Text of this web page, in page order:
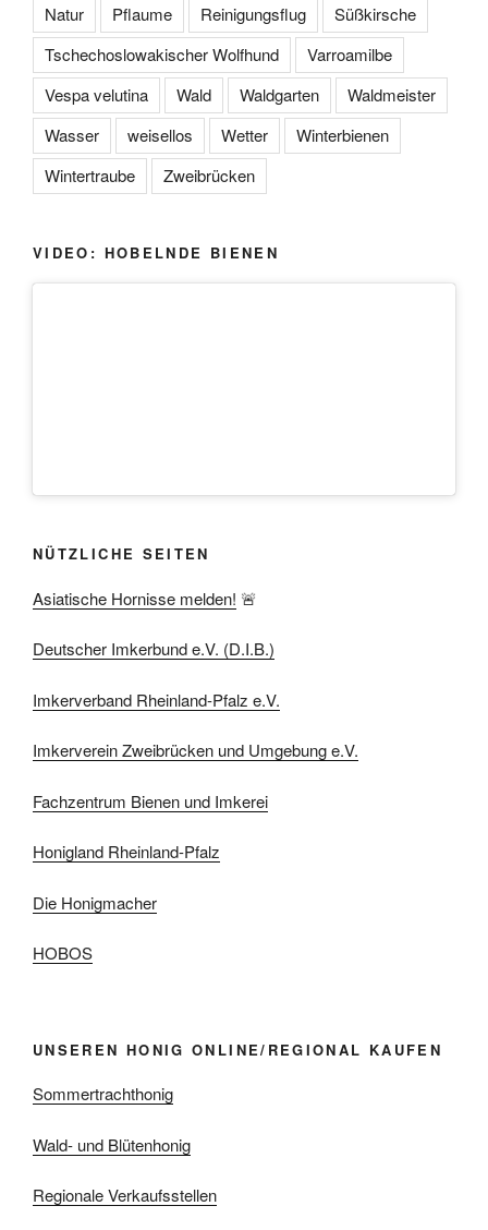
Natur
Pflaume Reinigungsflug
Süßkirsche
Tschechoslowakischer Wolfhund
Varroamilbe
Vespa velutina
Wald Waldgarten
Waldmeister
Wasser
weisellos Wetter
Winterbienen
Wintertraube
Zweibrücken
VIDEO: HOBELNDE BIENEN
NÜTZLICHE SEITEN
Asiatische Hornisse melden! 🚨
Deutscher Imkerbund e.V. (D.I.B.)
Imkerverband Rheinland-Pfalz e.V.
Imkerverein Zweibrücken und Umgebung e.V.
Fachzentrum Bienen und Imkerei
Honigland Rheinland-Pfalz
Die Honigmacher
HOBOS
UNSEREN HONIG ONLINE/REGIONAL KAUFEN
Sommertrachthonig
Wald- und Blütenhonig
Regionale Verkaufsstellen